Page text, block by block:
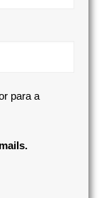
para a